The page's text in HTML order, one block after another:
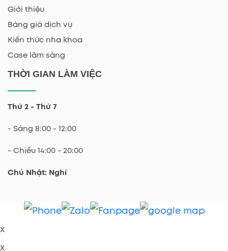
Giới thiệu
Bảng giá dịch vụ
Kiến thức nha khoa
Case lâm sàng
THỜI GIAN LÀM VIỆC
Thứ 2 - Thứ 7
- Sáng 8:00 - 12:00
- Chiều 14:00 - 20:00
Chủ Nhật: Nghỉ
x
x